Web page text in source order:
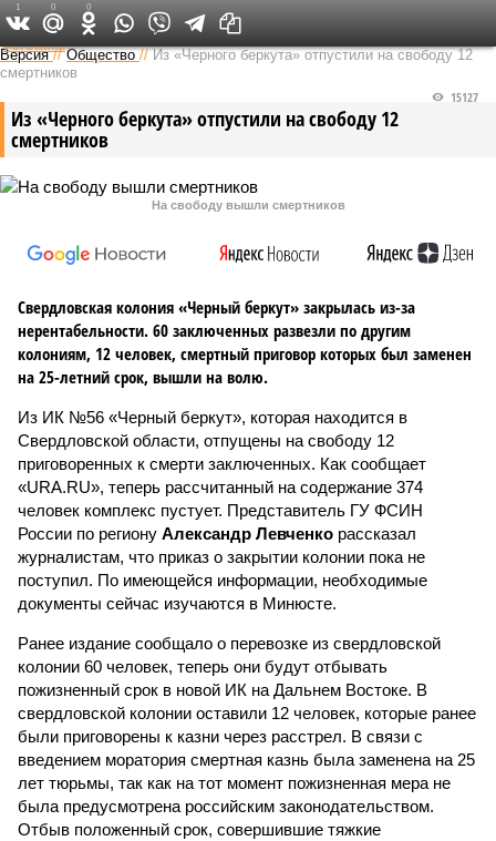
Федеральный выпуск
Версия //Общество //Из «Черного беркута» отпустили на свободу 12
смертников
Из «Черного беркута» отпустили на свободу 12
смертников
15127
На свободу вышли смертников
Свердловская колония «Черный беркут» закрылась из-за
нерентабельности. 60 заключенных развезли по другим
колониям, 12 человек, смертный приговор которых был заменен
на 25-летний срок, вышли на волю.
Из ИК №56 «Черный беркут», которая находится в
Свердловской области, отпущены на свободу 12
приговоренных к смерти заключенных. Как сообщает
«URA.RU», теперь рассчитанный на содержание 374
человек комплекс пустует. Представитель ГУ ФСИН
России по региону Александр Левченко рассказал
журналистам, что приказ о закрытии колонии пока не
поступил. По имеющейся информации, необходимые
документы сейчас изучаются в Минюсте.
Ранее издание сообщало о перевозке из свердловской
колонии 60 человек, теперь они будут отбывать
пожизненный срок в новой ИК на Дальнем Востоке. В
свердловской колонии оставили 12 человек, которые ранее
были приговорены к казни через расстрел. В связи с
введением моратория смертная казнь была заменена на 25
лет тюрьмы, так как на тот момент пожизненная мера не
была предусмотрена российским законодательством.
Отбыв положенный срок, совершившие тяжкие
1 0 0